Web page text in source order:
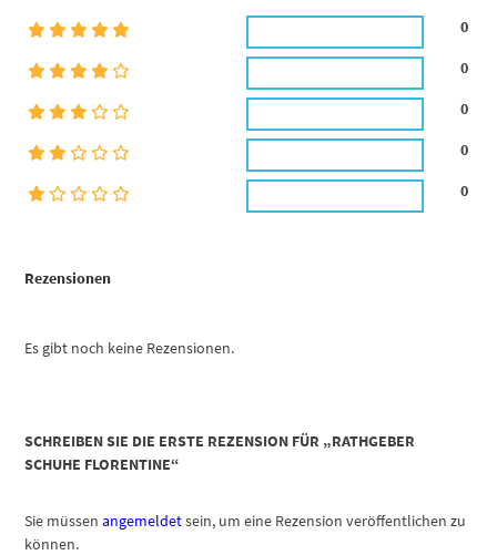
Rezensionen
Es gibt noch keine Rezensionen.
0
0
0
0
0
SCHREIBEN SIE DIE ERSTE REZENSION FÜR „RATHGEBER
SCHUHE FLORENTINE“
Sie müssenangemeldetsein, um eine Rezension veröffentlichen zu
können.